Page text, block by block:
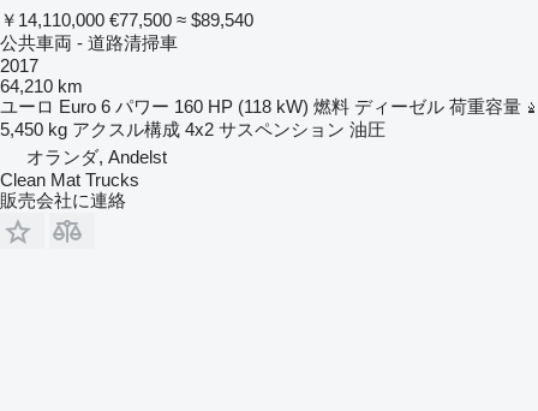
￥14,110,000 €77,500 ≈ $89,540
公共車両 - 道路清掃車
2017
64,210 km
ユーロ Euro 6 パワー 160 HP (118 kW) 燃料 ディーゼル 荷重容量
5,450 kg アクスル構成 4x2 サスペンション 油圧
オランダ, Andelst
Clean Mat Trucks
販売会社に連絡